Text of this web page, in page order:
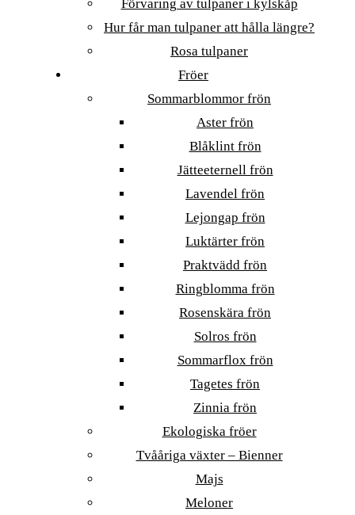
Förvaring av tulpaner i kylskåp
Hur får man tulpaner att hålla längre?
Rosa tulpaner
Fröer
Sommarblommor frön
Aster frön
Blåklint frön
Jätteeternell frön
Lavendel frön
Lejongap frön
Luktärter frön
Praktvädd frön
Ringblomma frön
Rosenskära frön
Solros frön
Sommarflox frön
Tagetes frön
Zinnia frön
Ekologiska fröer
Tvååriga växter – Bienner
Majs
Meloner